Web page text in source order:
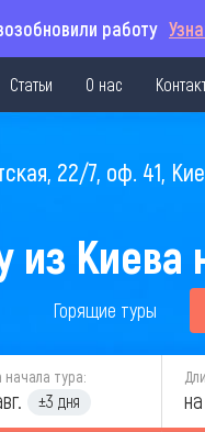
работу
Статьи О нас
22/7, оф. 41,
Киева
Горящие туры
начала тура:
±3 дня